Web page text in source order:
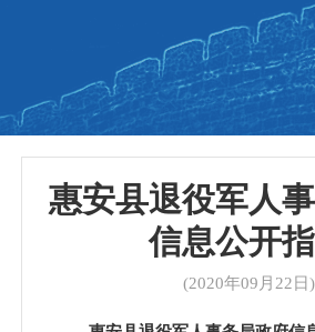
惠安县退役军人
信息公开
(2020年09月22日)